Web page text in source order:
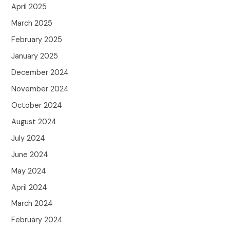
April 2025
March 2025
February 2025
January 2025
December 2024
November 2024
October 2024
August 2024
July 2024
June 2024
May 2024
April 2024
March 2024
February 2024